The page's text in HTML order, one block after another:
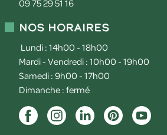
09 75 29 51 16
Nos horaires
Lundi : 14h00 - 18h00
Mardi - Vendredi : 10h00 - 19h00
Samedi : 9h00 - 17h00
Dimanche : fermé